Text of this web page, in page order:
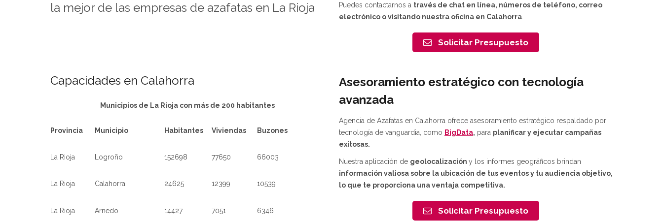
la mejor de las empresas de azafatas en La Rioja
Puedes contactarnos a través de chat en línea, números de teléfono, correo
electrónico o visitando nuestra oficina en Calahorra
Solicitar Presupuesto
Capacidades en Calahorra
Municipios de La Rioja con más de 200 habitantes
Provincia Municipio Habitantes Viviendas Buzones
La Rioja Logroño 152698 77650 66003
La Rioja Calahorra 24625 12399 10539
La Rioja Arnedo 14427 7051 6346
Asesoramiento estratégico con tecnología
avanzada
Agencia de Azafatas en Calahorra ofrece asesoramiento estratégico respaldado por
tecnología de vanguardia, como BigData, para planificar y ejecutar campañas
exitosas.
Nuestra aplicación de geolocalización y los informes geográficos brindan
información valiosa sobre la ubicación de tus eventos y tu audiencia objetivo,
lo que te proporciona una ventaja competitiva.
Solicitar Presupuesto